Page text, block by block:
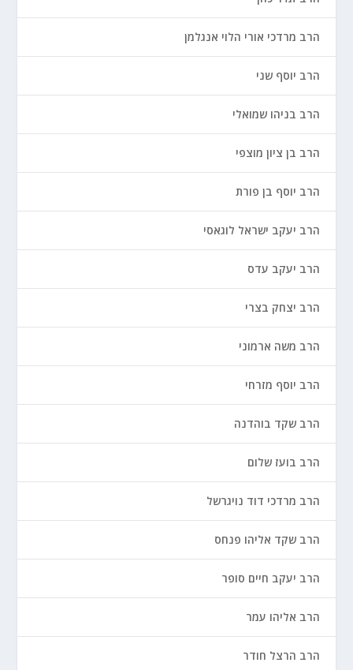
הרב מרדכי אורי הלוי אנגלמן
הרב יוסף שני
הרב בניהו שמואלי
הרב בן ציון מוצפי
הרב יוסף בן פורת
הרב יעקב ישראל לוגאסי
הרב יעקב עדס
הרב יצחק בצרי
הרב משה ארמוני
הרב יוסף מזרחי
הרב שקד בוהדנה
הרב בועז שלום
הרב מרדכי דוד נויגרשל
הרב שקד אליהו פנחס
הרב יעקב חיים סופר
הרב אליהו עמר
הרב הרצל חודר